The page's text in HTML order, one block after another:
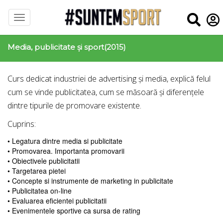
Media, publicitate și sport(2015)
Curs dedicat industriei de advertising și media, explică felul
cum se vinde publicitatea, cum se măsoară și diferențele
dintre tipurile de promovare existente.
Cuprins:
• Legatura dintre media si publicitate
• Promovarea. Importanta promovarii
• Obiectivele publicitatii
• Targetarea pietei
• Concepte si instrumente de marketing in publicitate
• Publicitatea on-line
• Evaluarea eficientei publicitatii
• Evenimentele sportive ca sursa de rating